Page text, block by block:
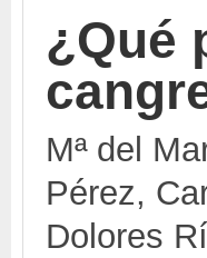
¿Qué
Mª del
Pérez,
Dolores